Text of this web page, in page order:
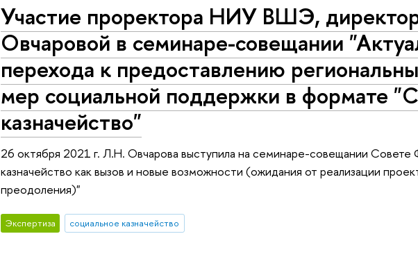
Участие проректора НИУ ВШЭ,
Овчаровой в семинаре-совещании
перехода к предоставлению
мер социальной поддержки в формате
казначейство"
26 октября 2021 г. Л.Н. Овчарова выступила на семинаре-совещании
казначейство как вызов и новые возможности (ожидания от реализации
преодоления)"
Экспертиза социальное казначейство